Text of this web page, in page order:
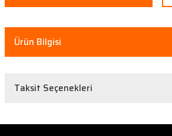
Ürün Bilgisi
Taksit Seçenekleri